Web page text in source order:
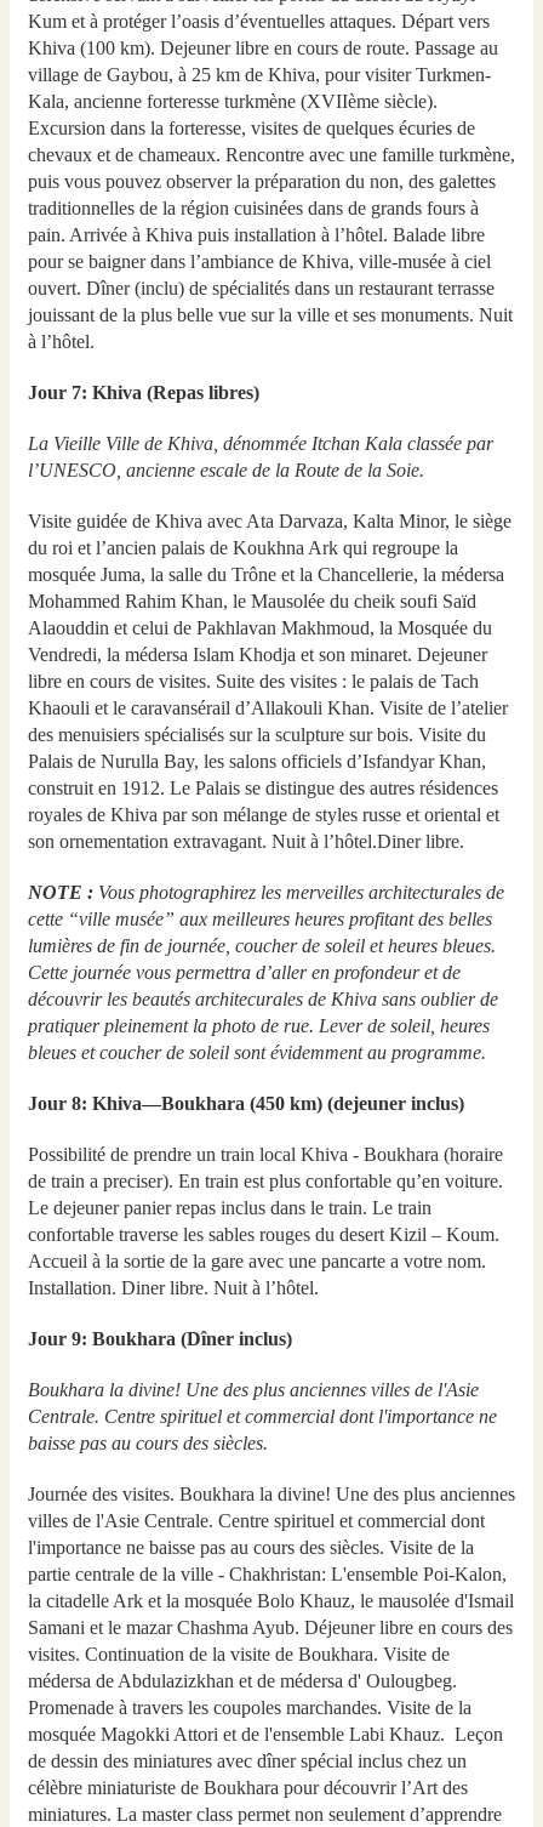
Kum et à protéger l’oasis d’éventuelles attaques. Départ vers
Khiva (100 km). Dejeuner libre en cours de route. Passage au
village de Gaybou, à 25 km de Khiva, pour visiter Turkmen-
Kala, ancienne forteresse turkmène (XVIIème siècle).
Excursion dans la forteresse, visites de quelques écuries de
chevaux et de chameaux. Rencontre avec une famille turkmène,
puis vous pouvez observer la préparation du non, des galettes
traditionnelles de la région cuisinées dans de grands fours à
pain. Arrivée à Khiva puis installation à l’hôtel. Balade libre
pour se baigner dans l’ambiance de Khiva, ville-musée à ciel
ouvert. Dîner (inclu) de spécialités dans un restaurant terrasse
jouissant de la plus belle vue sur la ville et ses monuments. Nuit
à l’hôtel.
Jour 7: Khiva (Repas libres)
La Vieille Ville de Khiva, dénommée Itchan Kala classée par
l’UNESCO, ancienne escale de la Route de la Soie.
Visite guidée de Khiva avec Ata Darvaza, Kalta Minor, le siège
du roi et l’ancien palais de Koukhna Ark qui regroupe la
mosquée Juma, la salle du Trône et la Chancellerie, la médersa
Mohammed Rahim Khan, le Mausolée du cheik soufi Saïd
Alaouddin et celui de Pakhlavan Makhmoud, la Mosquée du
Vendredi, la médersa Islam Khodja et son minaret. Dejeuner
libre en cours de visites. Suite des visites : le palais de Tach
Khaouli et le caravansérail d’Allakouli Khan. Visite de l’atelier
des menuisiers spécialisés sur la sculpture sur bois. Visite du
Palais de Nurulla Bay, les salons officiels d’Isfandyar Khan,
construit en 1912. Le Palais se distingue des autres résidences
royales de Khiva par son mélange de styles russe et oriental et
son ornementation extravagant. Nuit à l’hôtel.Diner libre.
NOTE : Vous photographirez les merveilles architecturales de
cette “ville musée” aux meilleures heures profitant des belles
lumières de fin de journée, coucher de soleil et heures bleues.
Cette journée vous permettra d’aller en profondeur et de
découvrir les beautés architecurales de Khiva sans oublier de
pratiquer pleinement la photo de rue. Lever de soleil, heures
bleues et coucher de soleil sont évidemment au programme.
Jour 8: Khiva—Boukhara (450 km) (dejeuner inclus)
Possibilité de prendre un train local Khiva - Boukhara (horaire
de train a preciser). En train est plus confortable qu’en voiture.
Le dejeuner panier repas inclus dans le train. Le train
confortable traverse les sables rouges du desert Kizil – Koum.
Accueil à la sortie de la gare avec une pancarte a votre nom.
Installation. Diner libre. Nuit à l’hôtel.
Jour 9: Boukhara (Dîner inclus)
Boukhara la divine! Une des plus anciennes villes de l'Asie
Centrale. Centre spirituel et commercial dont l'importance ne
baisse pas au cours des siècles.
Journée des visites. Boukhara la divine! Une des plus anciennes
villes de l'Asie Centrale. Centre spirituel et commercial dont
l'importance ne baisse pas au cours des siècles. Visite de la
partie centrale de la ville - Chakhristan: L'ensemble Poi-Kalon,
la citadelle Ark et la mosquée Bolo Khauz, le mausolée d'Ismail
Samani et le mazar Chashma Ayub. Déjeuner libre en cours des
visites. Continuation de la visite de Boukhara. Visite de
médersa de Abdulazizkhan et de médersa d' Oulougbeg.
Promenade à travers les coupoles marchandes. Visite de la
mosquée Magokki Attori et de l'ensemble Labi Khauz. Leçon
de dessin des miniatures avec dîner spécial inclus chez un
célèbre miniaturiste de Boukhara pour découvrir l’Art des
miniatures. La master class permet non seulement d’apprendre